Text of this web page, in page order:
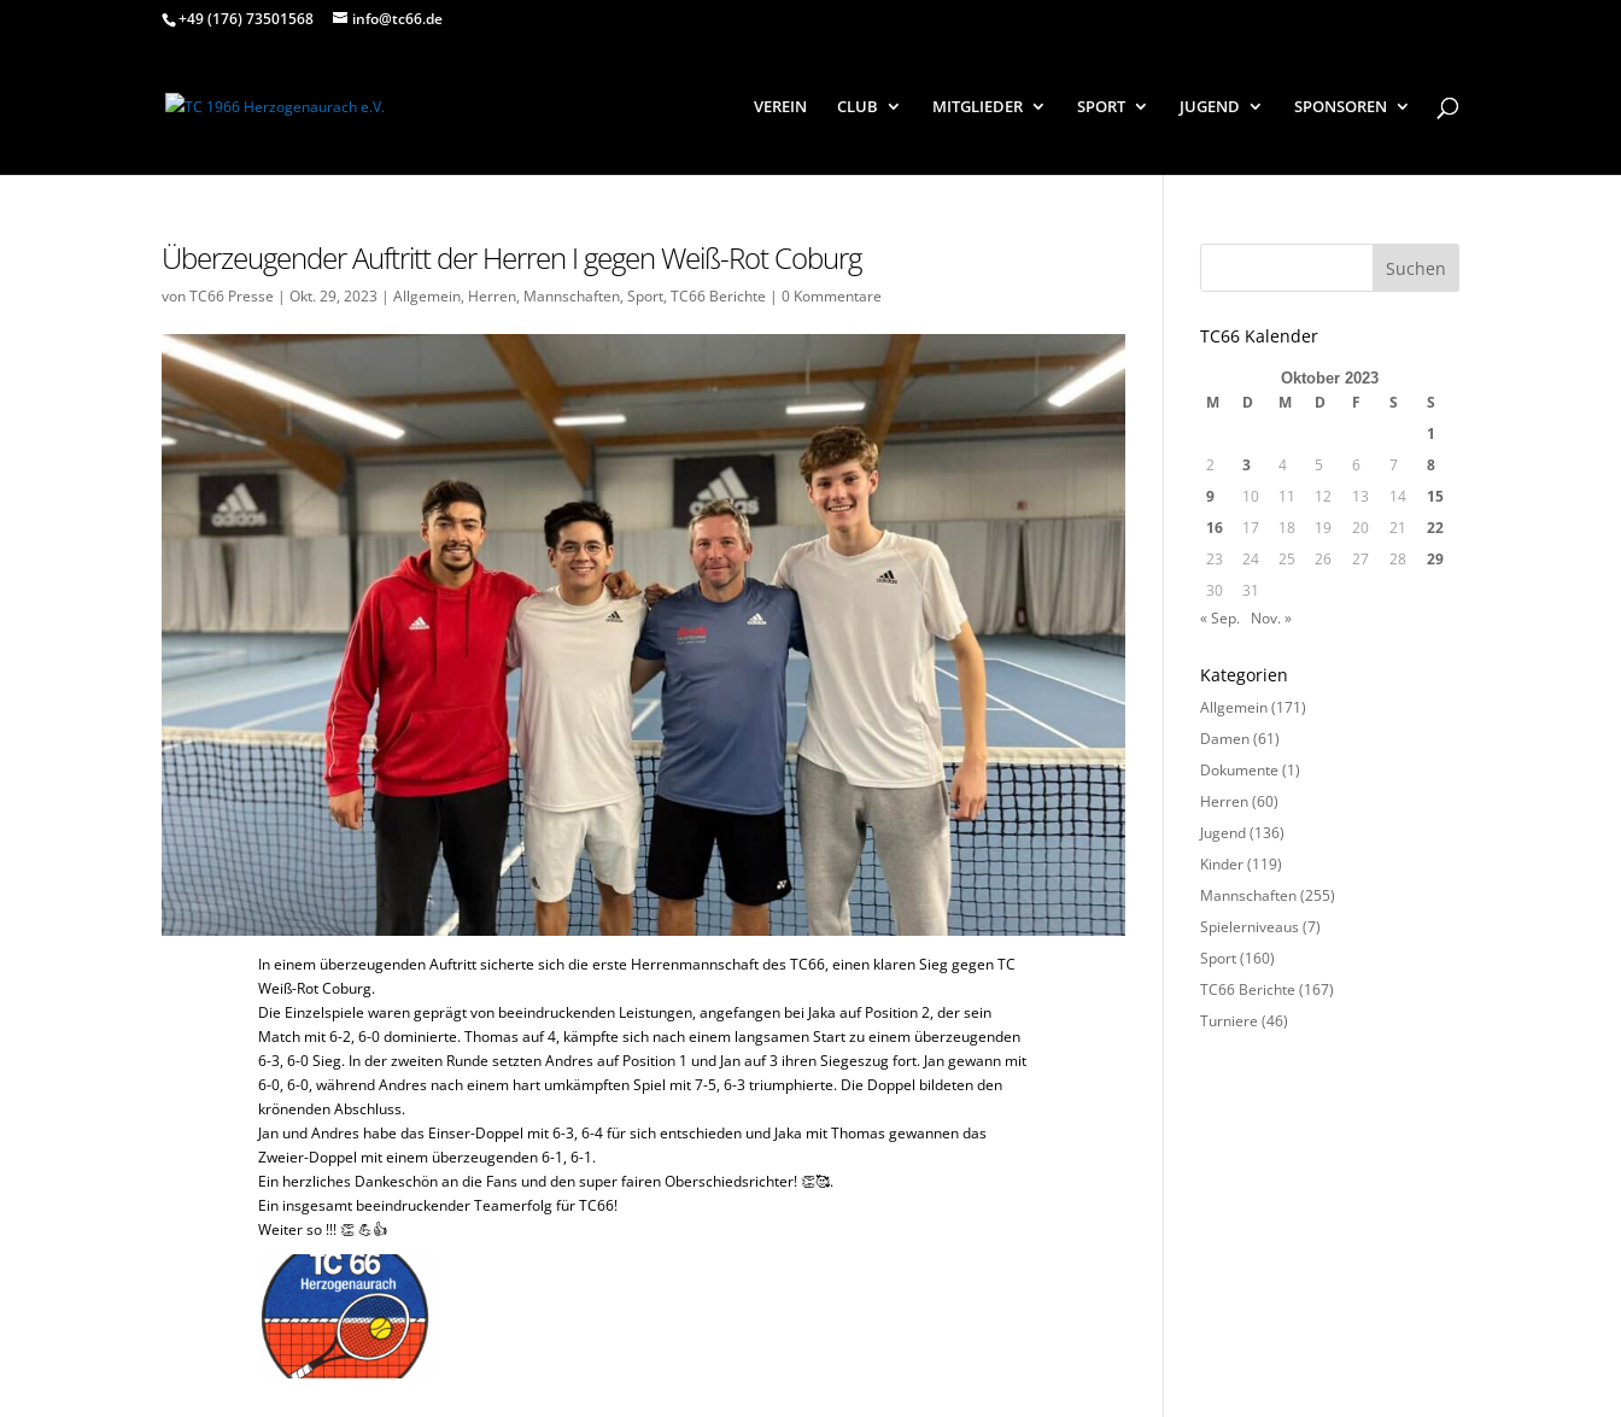
+49 (176) 73501568 info@tc66.de
VEREIN CLUB MITGLIEDER SPORT JUGEND SPONSOREN
Überzeugender Auftritt der Herren I gegen Weiß-Rot Coburg
vonTC66 Presse |Okt. 29, 2023 |Allgemein, Herren, Mannschaften,Sport,TC66 Berichte |0 Kommentare
In einem überzeugenden Auftritt sicherte sich die erste Herrenmannschaft des TC66, einen klaren Sieg gegen TC
Weiß-Rot Coburg.
Die Einzelspiele waren geprägt von beeindruckenden Leistungen, angefangen bei Jaka auf Position 2, der sein
Match mit 6-2, 6-0 dominierte. Thomas auf 4, kämpfte sich nach einem langsamen Start zu einem überzeugenden
6-3, 6-0 Sieg. In der zweiten Runde setzten Andres auf Position 1 und Jan auf 3 ihren Siegeszug fort. Jan gewann mit
6-0, 6-0, während Andres nach einem hart umkämpften Spiel mit 7-5, 6-3 triumphierte. Die Doppel bildeten den
krönenden Abschluss.
Jan und Andres habe das Einser-Doppel mit 6-3, 6-4 für sich entschieden und Jaka mit Thomas gewannen das
Zweier-Doppel mit einem überzeugenden 6-1, 6-1.
Ein herzliches Dankeschön an die Fans und den super fairen Oberschiedsrichter! 👏🥰.
Ein insgesamt beeindruckender Teamerfolg für TC66!
Weiter so !!! 👏 💪👍
TC66 Kalender
Oktober 2023
M D M D F S
S
1
2
3 4 5 6 7
8
9
10 11 12 13 14
15
16
17 18 19 20 21
22
23
24 25 26 27 28
29
30
31
« Sep. Nov. »
Kategorien
Allgemein(171)
Damen(61)
Dokumente (1)
Herren(60)
Jugend(136)
Kinder(119)
Mannschaften(255)
Spielerniveaus (7)
Sport(160)
TC66 Berichte (167)
Turniere (46)